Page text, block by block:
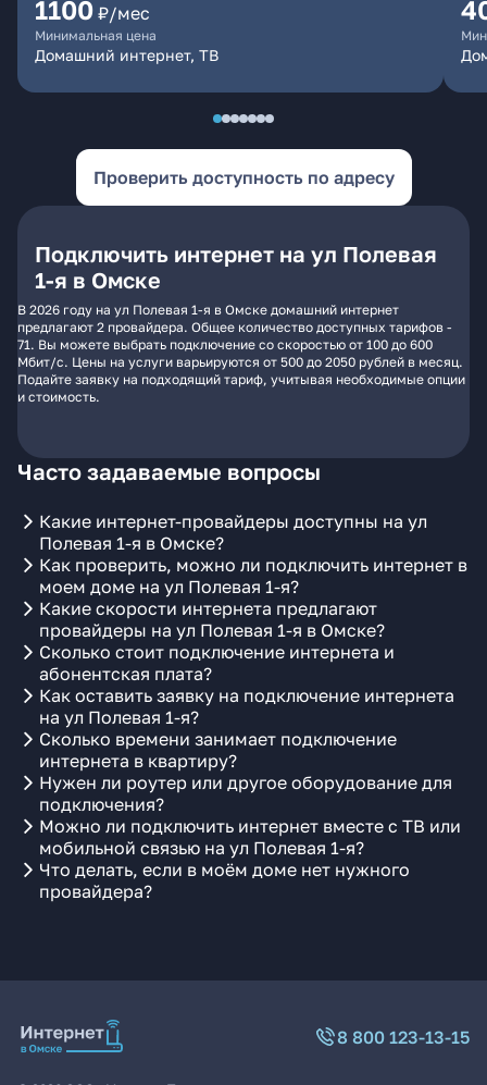
1100 ₽/мес
Минимальная цена
Домашний интернет, ТВ
Проверить доступность по адресу
Подключить интернет на ул Полевая
1-я в Омске
В 2026 году на ул Полевая 1-я в Омске домашний интернет
предлагают 2 провайдера. Общее количество доступных тарифов -
71. Вы можете выбрать подключение со скоростью от 100 до 600
Мбит/с. Цены на услуги варьируются от 500 до 2050 рублей в месяц.
Подайте заявку на подходящий тариф, учитывая необходимые опции
и стоимость.
Часто задаваемые вопросы
Какие интернет-провайдеры доступны на ул
Полевая 1-я в Омске?
Как проверить, можно ли подключить интернет в
моем доме на ул Полевая 1-я?
Какие скорости интернета предлагают
провайдеры на ул Полевая 1-я в Омске?
Сколько стоит подключение интернета и
абонентская плата?
Как оставить заявку на подключение интернета
на ул Полевая 1-я?
Сколько времени занимает подключение
интернета в квартиру?
Нужен ли роутер или другое оборудование для
подключения?
Можно ли подключить интернет вместе с ТВ или
мобильной связью на ул Полевая 1-я?
Что делать, если в моём доме нет нужного
провайдера?
8 800 123-13-15